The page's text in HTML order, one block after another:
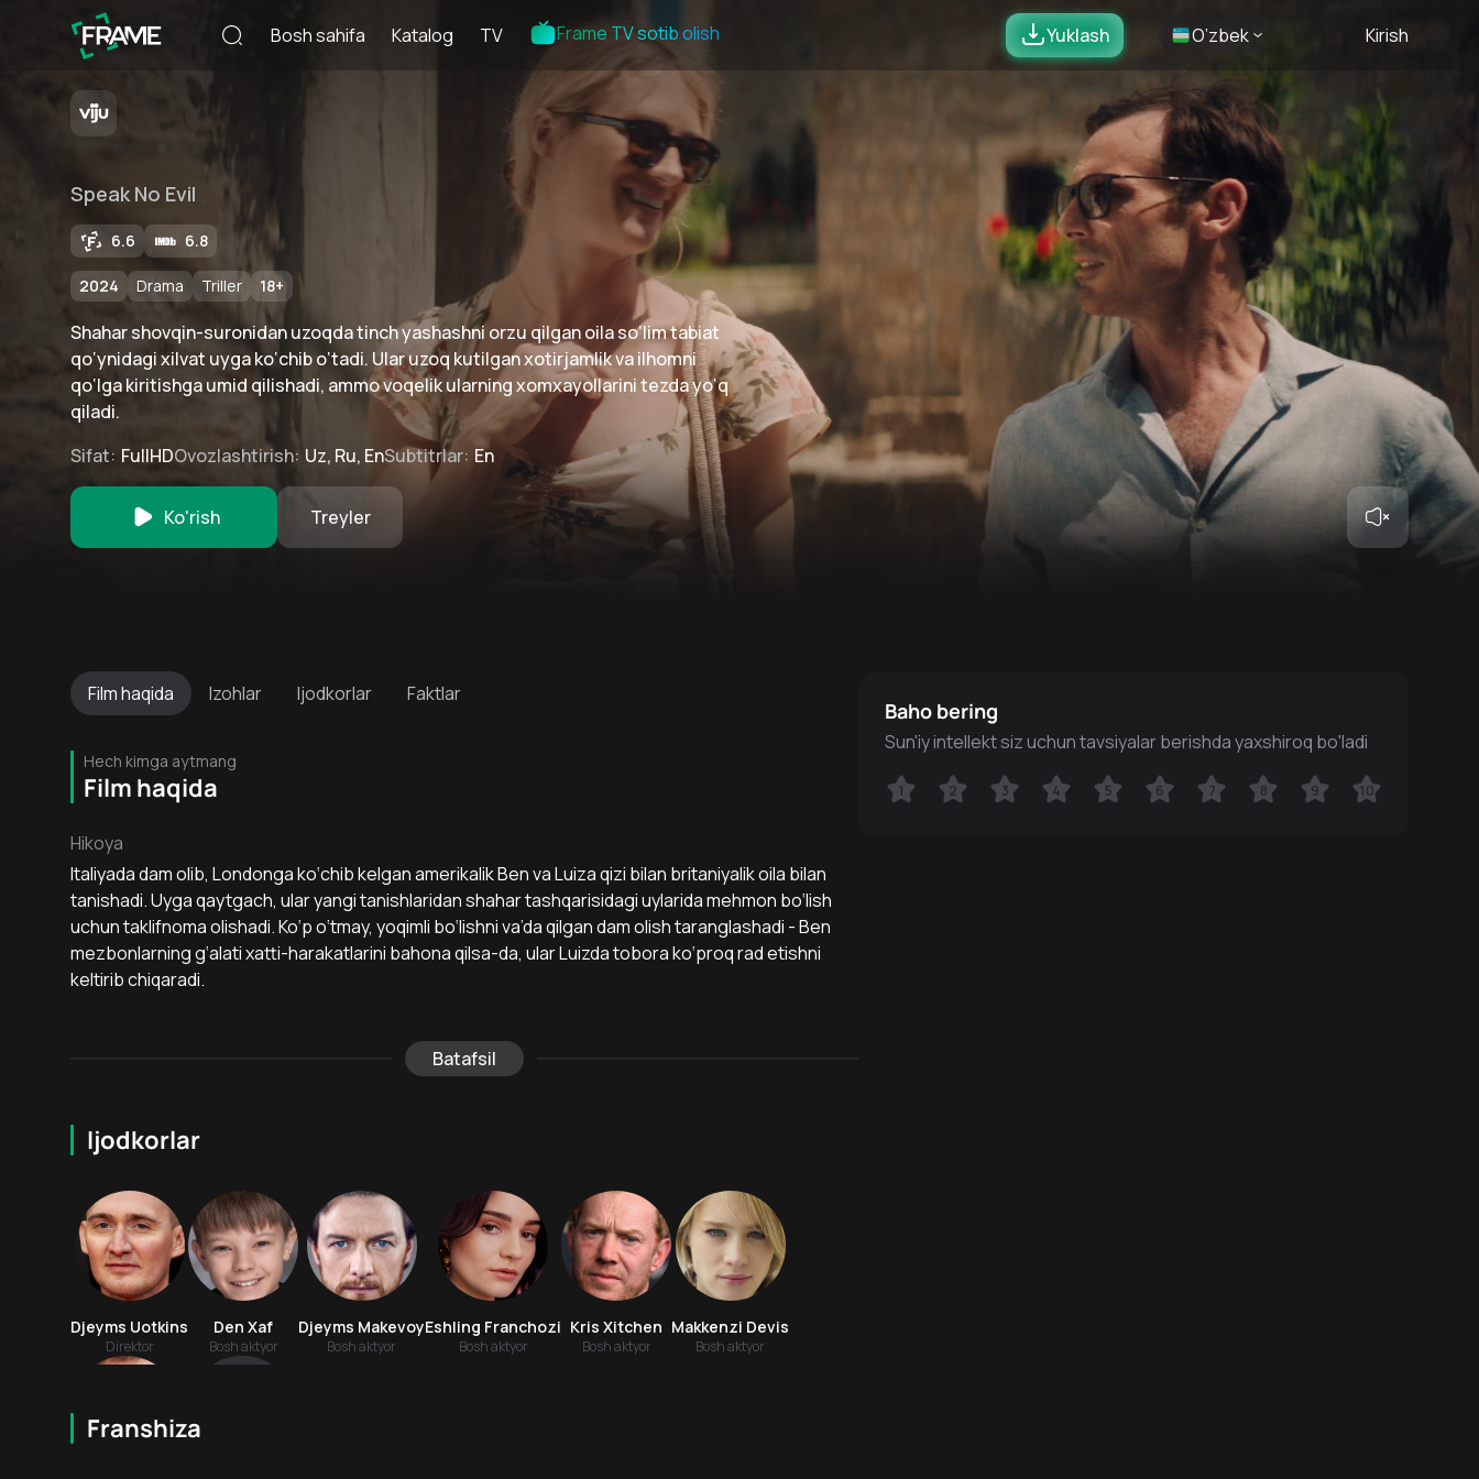
Bosh sahifa Katalog TV Frame TV sotib olish Yuklash O’zbek Kirish
Speak No Evil
6.6 6.8
2024 Drama Triller 18+
Shahar shovqin-suronidan uzoqda tinch yashashni orzu qilgan oila so‘lim tabiat
qo‘ynidagi xilvat uyga ko‘chib o‘tadi. Ular uzoq kutilgan xotirjamlik va ilhomni
qo‘lga kiritishga umid qilishadi, ammo voqelik ularning xomxayollarini tezda yo‘q
qiladi.
Sifat: FullHDOvozlashtirish: Uz, Ru, EnSubtitrlar: En
Ko'rish Treyler
Filmhaqida Izohlar Ijodkorlar Faktlar
Hech kimga aytmang
Film haqida
Hikoya
Italiyada dam olib, Londonga ko‘chib kelgan amerikalik Ben va Luiza qizi bilan britaniyalik oila bilan
tanishadi. Uyga qaytgach, ular yangi tanishlaridan shahar tashqarisidagi uylarida mehmon bo‘lish
uchun taklifnoma olishadi. Ko‘p o‘tmay, yoqimli bo‘lishni va’da qilgan dam olish taranglashadi - Ben
mezbonlarning g‘alati xatti-harakatlarini bahona qilsa-da, ular Luizda tobora ko‘proq rad etishni
keltirib chiqaradi.
Batafsil
Ijodkorlar
Djeyms Uotkins
Direktor
Den Xaf
Bosh aktyor
Djeyms Makevoy
Bosh aktyor
Eshling Franchozi
Bosh aktyor
Kris Xitchen
Bosh aktyor
Makkenzi Devis
Bosh aktyor
Baho bering
Sun'iy intellekt siz uchun tavsiyalar berishda yaxshiroq bo'ladi
1 2 3 4 5 6 7 8 9 10
1 2 3 4 5 6 7 8 9 10
Franshiza